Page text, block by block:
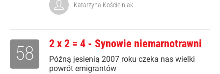
Katarzyna Kościelniak
2 x 2 = 4 - Synowie niemarnotrawni
Późną jesienią 2007 roku czeka nas wielki
powrót emigrantów
58